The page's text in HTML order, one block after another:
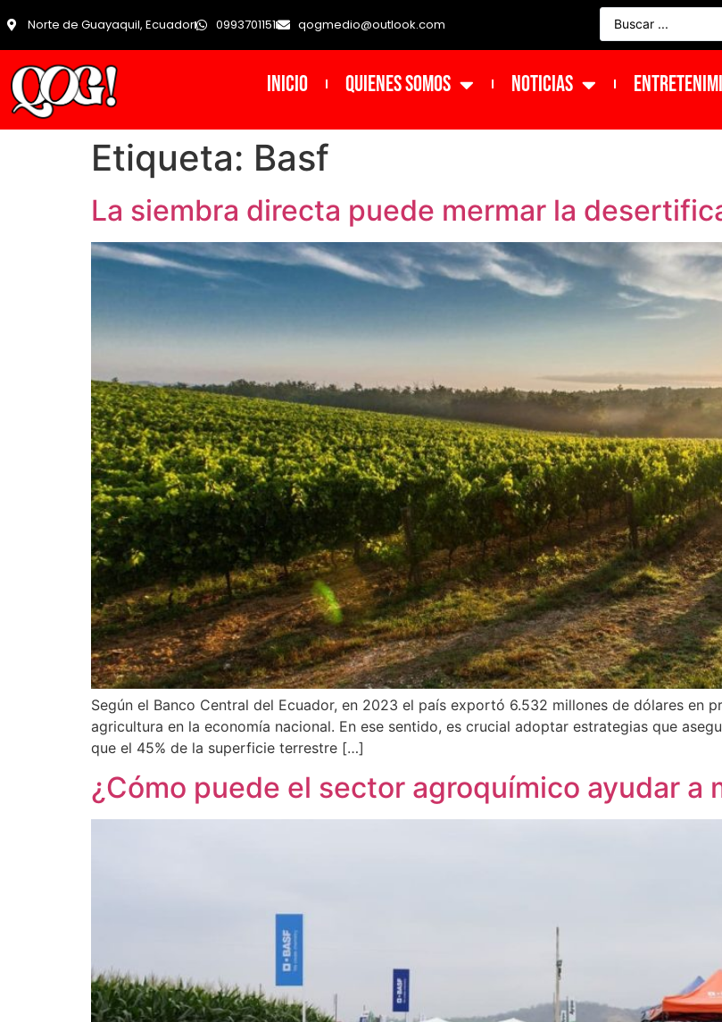
Norte de Guayaquil, Ecuador 0993701151 qogmedio@outlook.com
INICIO Quienes Somos NOTICIAS
Etiqueta: Basf
La siembra directa puede mermar la
Según el Banco Central del Ecuador, en 2023 el país exportó 6.532 millones de dólares en
agricultura en la economía nacional. En ese sentido, es crucial adoptar estrategias que
que el 45% de la superficie terrestre […]
¿Cómo puede el sector agroquímico ayudar a